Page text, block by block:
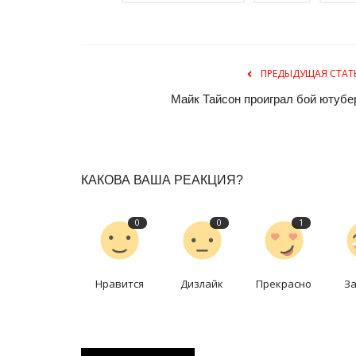
ПРЕДЫДУЩАЯ
Майк Тайсон проиграл бой
КАКОВА ВАША РЕАКЦИЯ?
0
Нравится
0
Дизлайк
1
Прекрасно
Одна из медалей – с золотым отливом.